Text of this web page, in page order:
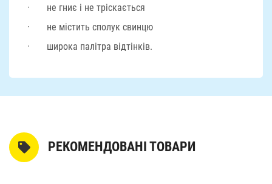
· не гниє і не тріскається
· не містить сполук свинцю
· широка палітра відтінків.
РЕКОМЕНДОВАНІ ТОВАРИ